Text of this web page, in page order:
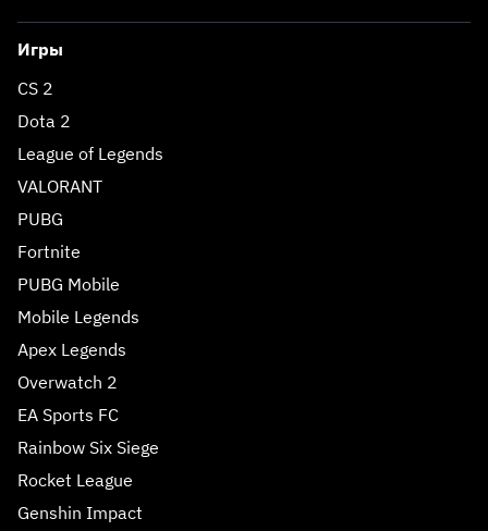
Игры
CS 2
Dota 2
League of Legends
VALORANT
PUBG
Fortnite
PUBG Mobile
Mobile Legends
Apex Legends
Overwatch 2
EA Sports FC
Rainbow Six Siege
Rocket League
Genshin Impact